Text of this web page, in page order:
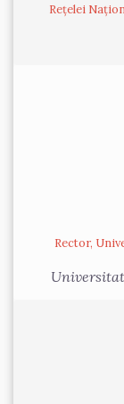
Rețelei
Rector,